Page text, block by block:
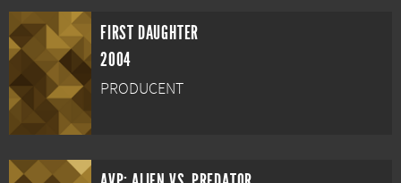
FIRST DAUGHTER
2004
PRODUCENT